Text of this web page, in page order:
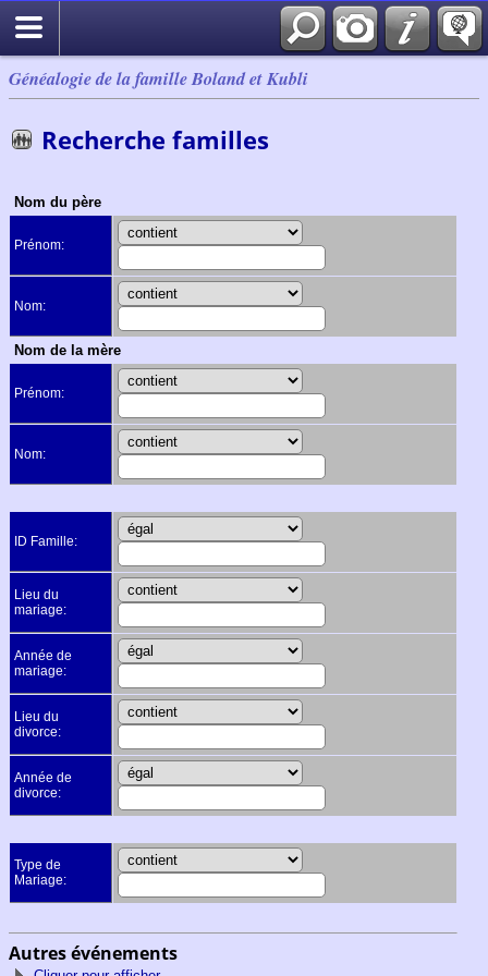
Généalogie de la famille Boland et Kubli
Recherche familles
Nom du père
Prénom:
Nom:
Nom de la mère
Prénom:
Nom:
ID Famille:
Lieu du
mariage:
Année de
mariage:
Lieu du
divorce:
Année de
divorce:
Type de
Mariage:
Autres événements